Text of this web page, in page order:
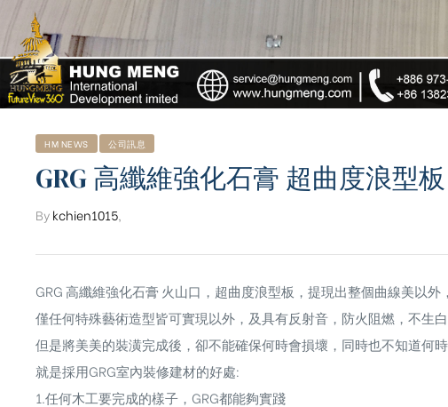
HM NEWS 公司訊息
GRG 高纖維強化石膏 超曲度浪型板
Bykchien1015,
GRG 高纖維強化石膏 火山口，超曲度浪型板，提現出整個曲線美以
僅任何特殊藝術造型皆可實現以外，及具有反射音，防火阻燃，不生
但是將美美的裝潢完成後，卻不能確保何時會損壞，同時也不知道何
就是採用GRG室內裝修建材的好處:
1.任何木工要完成的樣子，GRG都能夠實踐